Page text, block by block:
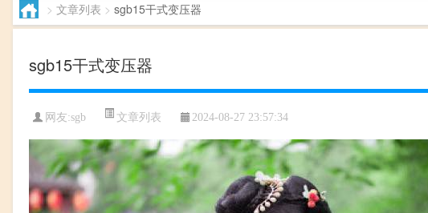
> 文章列表 > sgb15干式变压器
sgb15干式变压器
网友:sgb 文章列表 2024-08-27 23:57:34